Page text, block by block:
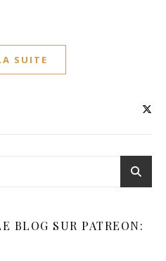
SUITE
BLOG SUR PATREON: